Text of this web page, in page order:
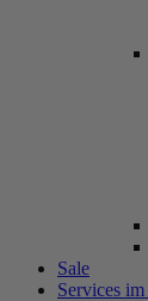
Sale
Services